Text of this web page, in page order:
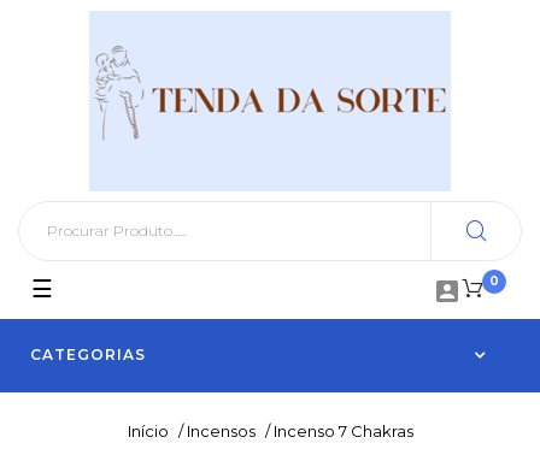
0

CATEGORIAS
Toggle
navigation
☰
Início / Incensos / Incenso 7 Chakras